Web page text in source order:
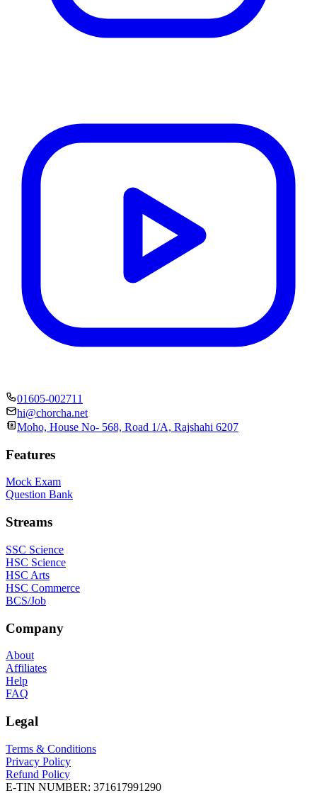
01605-002711
hi@chorcha.net
Moho, House No- 568, Road 1/A, Rajshahi 6207
Features
Mock Exam
Question Bank
Streams
SSC Science
HSC Science
HSC Arts
HSC Commerce
BCS/Job
Company
About
Affiliates
Help
FAQ
Legal
Terms & Conditions
Privacy Policy
Refund Policy
E-TIN NUMBER: 371617991290